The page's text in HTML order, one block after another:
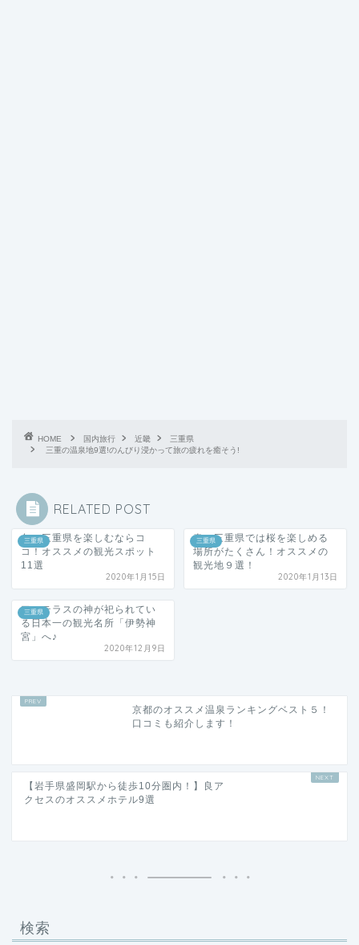
HOME 国内旅行 近畿
三重県
三重の温泉地9選!のんびり浸かって旅の疲れを癒そう!
RELATED POST
三重県
冬の三重県を楽しむならコ
コ！オススメの観光スポット
11選
2020年1月15日
三重県
春の三重県では桜を楽しめる
場所がたくさん！オススメの
観光地９選！
2020年1月13日
三重県
アマテラスの神が祀られてい
る日本一の観光名所「伊勢神
宮」へ♪
2020年12月9日
京都のオススメ温泉ランキングベスト５！
口コミも紹介します！
【岩手県盛岡駅から徒歩10分圏内！】良ア
クセスのオススメホテル9選
検索